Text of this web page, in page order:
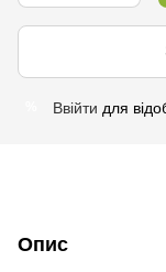
Ввійти для
Опис